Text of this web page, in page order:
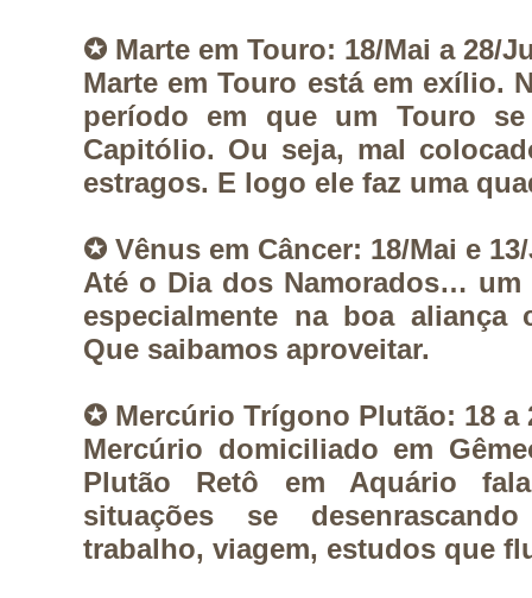
✪ Marte em Touro: 18/Mai a 28/
Marte em Touro está em exílio.
período em que um Touro
Capitólio. Ou seja, mal
estragos. E logo ele faz uma
✪ Vênus em Câncer: 18/Mai e
Até o Dia dos Namorados…
especialmente na boa aliança
Que saibamos aproveitar.
✪ Mercúrio Trígono Plutão: 18 a
Mercúrio domiciliado em
Plutão Retô em Aquário
situações se
trabalho, viagem, estudos que